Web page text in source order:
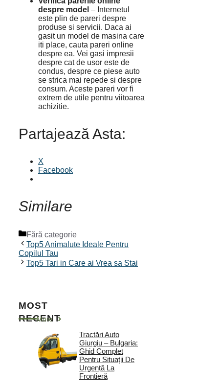
despre model – Internetul
este plin de pareri despre
produse si servicii. Daca ai
gasit un model de masina care
iti place, cauta pareri online
despre ea. Vei gasi impresii
despre cat de usor este de
condus, despre ce piese auto
se strica mai repede si despre
consum. Aceste pareri vor fi
extrem de utile pentru viitoarea
achizitie.
Partajează Asta:
X
Facebook
Similare
Categorii
Fără categorie
Top5 Animalute Ideale Pentru
Copilul Tau
Top5 Tari in Care ai Vrea sa Stai
MOST
RECENT
More
Tractări Auto
Giurgiu – Bulgaria:
Ghid Complet
Pentru Situații De
Urgență La
Frontieră